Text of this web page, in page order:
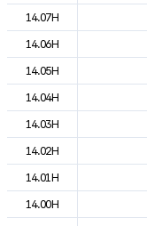
14.07H
14.06H
14.05H
14.04H
14.03H
14.02H
14.01H
14.00H